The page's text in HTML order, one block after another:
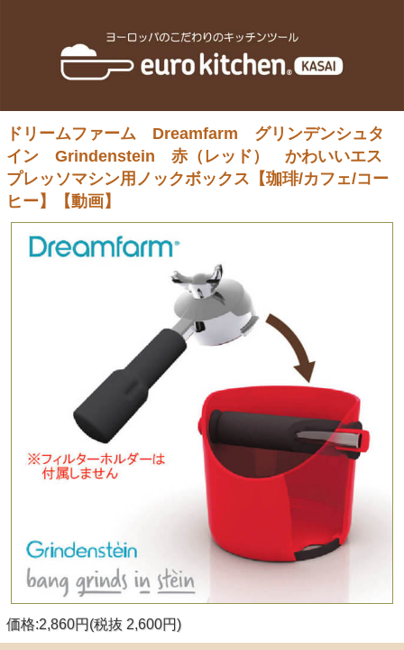
ドリームファーム Dreamfarm グリンデンシュタ
イン Grindenstein 赤（レッド） かわいいエス
プレッソマシン用ノックボックス【珈琲/カフェ/コー
ヒー】【動画】
価格:2,860円(税抜 2,600円)